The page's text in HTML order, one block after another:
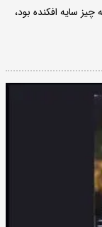
سایه افکنده بود،